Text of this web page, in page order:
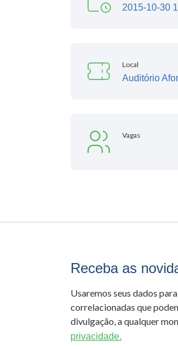
2015-10-30
Local
Auditório
Vagas
Receba as
Usaremos seus dados
correlacionadas que
divulgação, a qualquer
privacidade.